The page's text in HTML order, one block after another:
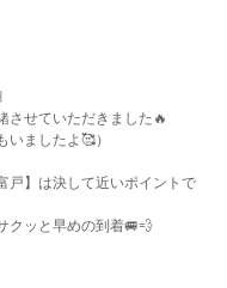
させていただきました🔥
いましたよ🥰）
戸】は決して近いポイントで
クッと早めの到着🚐💨